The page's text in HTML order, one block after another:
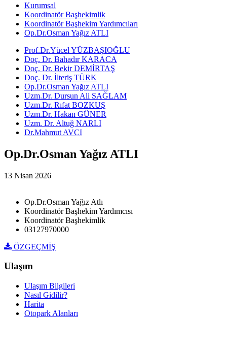
Kurumsal
Koordinatör Başhekimlik
Koordinatör Başhekim Yardımcıları
Op.Dr.Osman Yağız ATLI
Prof.Dr.Yücel YÜZBAŞIOĞLU
Doç. Dr. Bahadır KARACA
Doç. Dr. Bekir DEMİRTAŞ
Doç. Dr. İlteriş TÜRK
Op.Dr.Osman Yağız ATLI
Uzm.Dr. Dursun Ali SAĞLAM
Uzm.Dr. Rıfat BOZKUŞ
Uzm.Dr. Hakan GÜNER
Uzm. Dr. Altuğ NARLI
Dr.Mahmut AVCI
Op.Dr.Osman Yağız ATLI
13 Nisan 2026
Op.Dr.Osman Yağız Atlı
Koordinatör Başhekim Yardımcısı
Koordinatör Başhekimlik
03127970000
ÖZGEÇMİŞ
Ulaşım
Ulaşım Bilgileri
Nasıl Gidilir?
Harita
Otopark Alanları